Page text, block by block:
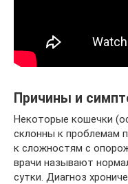
Причины и
Некоторые кошечки
склонны к проблемам
к сложностям с
врачи называют
сутки. Диагноз